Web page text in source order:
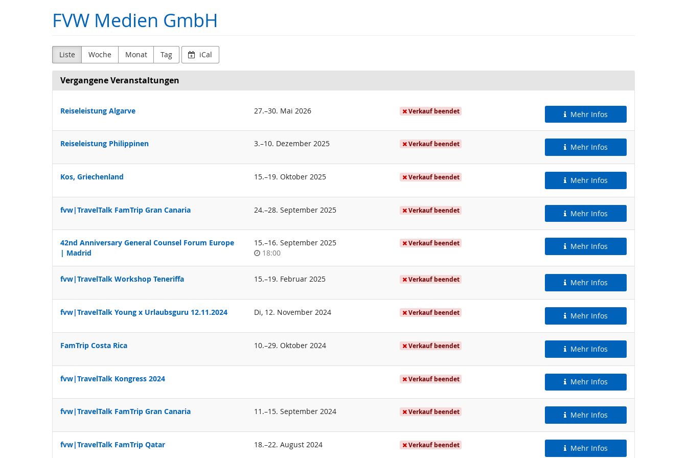
FVW Medien GmbH
Liste Woche Monat Tag iCal
Vergangene Veranstaltungen
Reiseleistung Algarve 27.–bis
30. Mai 2026 Verkauf beendet Mehr Infos
Reiseleistung Philippinen 3.–bis
10. Dezember 2025 Verkauf beendet Mehr Infos
Kos, Griechenland 15.–bis
19. Oktober 2025 Verkauf beendet Mehr Infos
fvw|TravelTalk FamTrip Gran Canaria 24.–bis
28. September 2025 Verkauf beendet Mehr Infos
42nd Anniversary General Counsel Forum Europe
| Madrid
15.–bis
16. September 2025
Uhrzeit
18:00
Verkauf beendet Mehr Infos
fvw|TravelTalk Workshop Teneriffa 15.–bis
19. Februar 2025 Verkauf beendet Mehr Infos
fvw|TravelTalk Young x Urlaubsguru 12.11.2024 Di, 12. November 2024 Verkauf beendet Mehr Infos
FamTrip Costa Rica 10.–bis
29. Oktober 2024 Verkauf beendet Mehr Infos
fvw|TravelTalk Kongress 2024 Verkauf beendet Mehr Infos
fvw|TravelTalk FamTrip Gran Canaria 11.–bis
15. September 2024 Verkauf beendet Mehr Infos
fvw|TravelTalk FamTrip Qatar 18.–bis
22. August 2024 Verkauf beendet Mehr Infos